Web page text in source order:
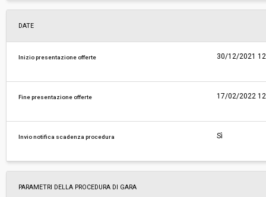
DATE
Inizio presentazione offerte 30/12/2021
Fine presentazione offerte 17/02/2022
Invio notifica scadenza procedura Sì
PARAMETRI DELLA PROCEDURA DI GARA